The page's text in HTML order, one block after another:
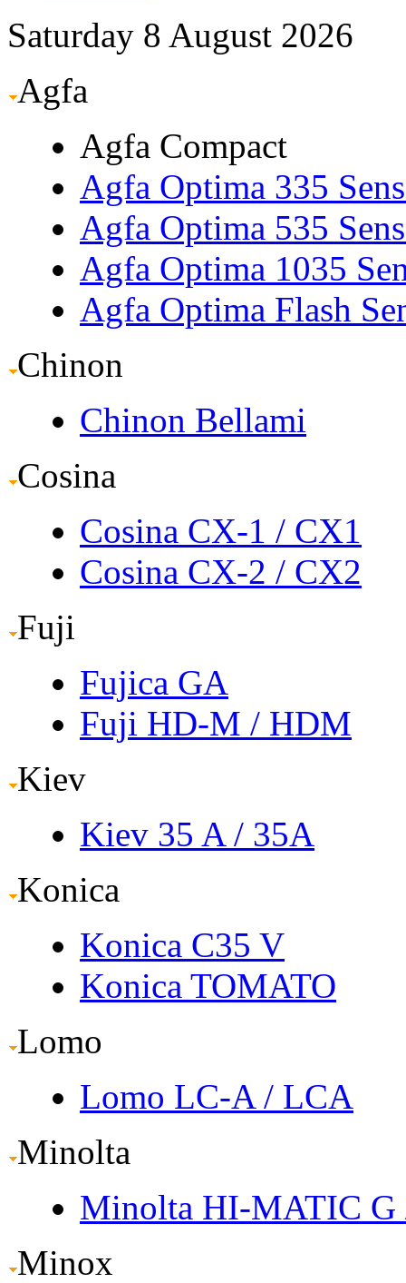
Saturday 8 August 2026
Agfa
Agfa Compact
Agfa Optima 335
Agfa Optima 535
Agfa Optima 1035
Agfa Optima Flash
Chinon
Chinon Bellami
Cosina
Cosina CX-1 / CX1
Cosina CX-2 / CX2
Fuji
Fujica GA
Fuji HD-M / HDM
Kiev
Kiev 35 A / 35A
Konica
Konica C35 V
Konica TOMATO
Lomo
Lomo LC-A / LCA
Minolta
Minolta HI-MATIC G
Minox